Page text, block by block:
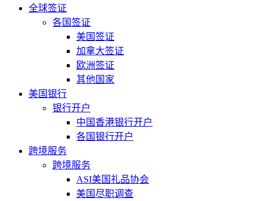
全球签证
各国签证
美国签证
加拿大签证
欧洲签证
其他国家
美国银行
银行开户
中国香港银行开户
各国银行开户
跨境服务
跨境服务
ASI美国礼品协会
美国尽职调查